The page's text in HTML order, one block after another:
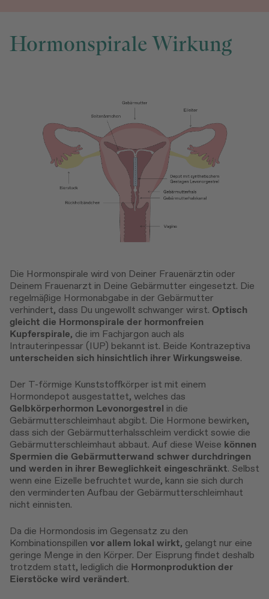
Hormonspirale Wirkung
Die Hormonspirale wird von Deiner Frauenärztin oder
Deinem Frauenarzt in Deine Gebärmutter eingesetzt. Die
regelmäßige Hormonabgabe in der Gebärmutter
verhindert, dass Du ungewollt schwanger wirst. Optisch
gleicht die Hormonspirale der hormonfreien
Kupferspirale, die im Fachjargon auch als
Intrauterinpessar (IUP) bekannt ist. Beide Kontrazeptiva
unterscheiden sich hinsichtlich ihrer Wirkungsweise.
Der T-förmige Kunststoffkörper ist mit einem
Hormondepot ausgestattet, welches das
Gelbkörperhormon Levonorgestrel in die
Gebärmutterschleimhaut abgibt. Die Hormone bewirken,
dass sich der Gebärmutterhalsschleim verdickt sowie die
Gebärmutterschleimhaut abbaut. Auf diese Weise können
Spermien die Gebärmutterwand schwer durchdringen
und werden in ihrer Beweglichkeit eingeschränkt. Selbst
wenn eine Eizelle befruchtet wurde, kann sie sich durch
den verminderten Aufbau der Gebärmutterschleimhaut
nicht einnisten.
Da die Hormondosis im Gegensatz zu den
Kombinationspillen vor allem lokal wirkt, gelangt nur eine
geringe Menge in den Körper. Der Eisprung findet deshalb
trotzdem statt, lediglich die Hormonproduktion der
Eierstöcke wird verändert.